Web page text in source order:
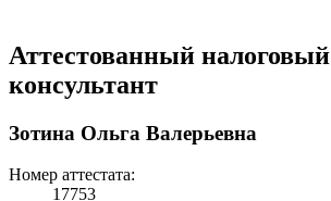
Аттестованный налоговый
консультант
Зотина Ольга Валерьевна
Номер аттестата:
17753